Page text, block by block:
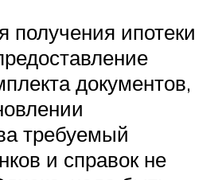
получения ипотеки
документов,
требуемый
и справок не